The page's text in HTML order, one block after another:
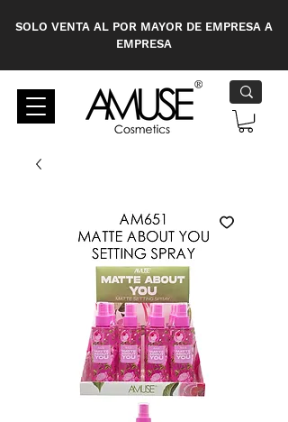
SOLO VENTA AL POR MAYOR DE EMPRESA A
EMPRESA